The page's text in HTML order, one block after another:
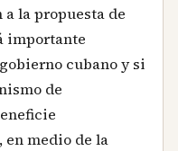
la propuesta de
importante
cubano y si
de
medio de la